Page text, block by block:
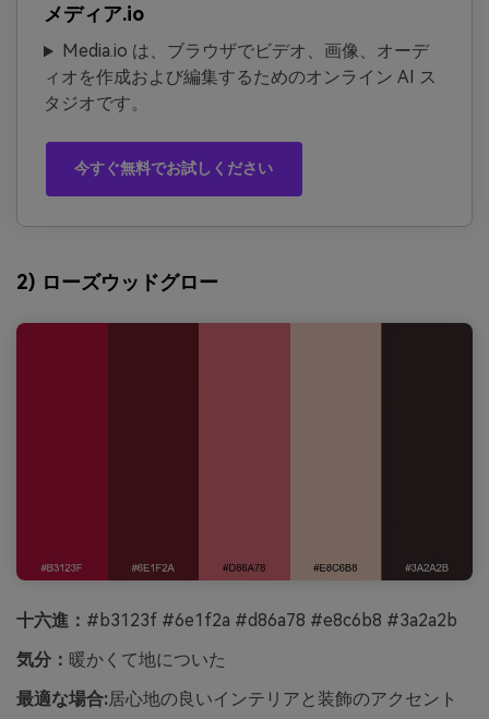
メディア.io
Media.io は、ブラウザでビデオ、画像、オーデ
ィオを作成および編集するためのオンライン AI ス
タジオです。
今すぐ無料でお試しください
2) ローズウッドグロー
十六進： #b3123f #6e1f2a #d86a78 #e8c6b8 #3a2a2b
気分： 暖かくて地についた
最適な場合:居心地の良いインテリアと装飾のアクセント